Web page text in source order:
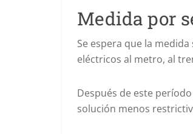
Medida por
Se espera que la
eléctricos al metro, al
Después de este
solución menos